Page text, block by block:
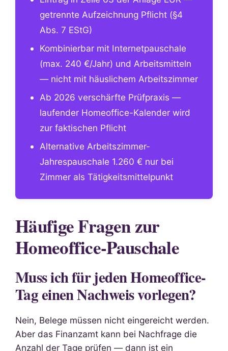
getrennte Aufzeichnung Pflicht (§4
Abs. 7 EStG)
Kombinierbar mit Internetpauschale
(max. 240 €/Jahr) und Arbeitsmitteln
— nicht mit häuslichem Arbeitszimmer
Ab 2026 verschärfte Prüfpraxis —
laufender Homeoffice-Kalender wird
zur faktischen Pflicht
Alternative Arbeitszimmer-
Jahrespauschale 1.260 € nur bei
Zimmer als Tätigkeitsmittelpunkt
Häufige Fragen zur
Homeoffice-Pauschale
Muss ich für jeden Homeoffice-
Tag einen Nachweis vorlegen?
Nein, Belege müssen nicht eingereicht werden.
Aber das Finanzamt kann bei Nachfrage die
Anzahl der Tage prüfen — dann ist ein